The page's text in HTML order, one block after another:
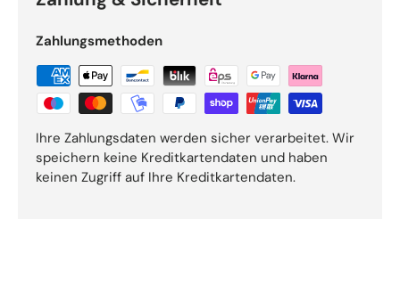
Zahlungsmethoden
Ihre Zahlungsdaten werden sicher verarbeitet. Wir
speichern keine Kreditkartendaten und haben
keinen Zugriff auf Ihre Kreditkartendaten.